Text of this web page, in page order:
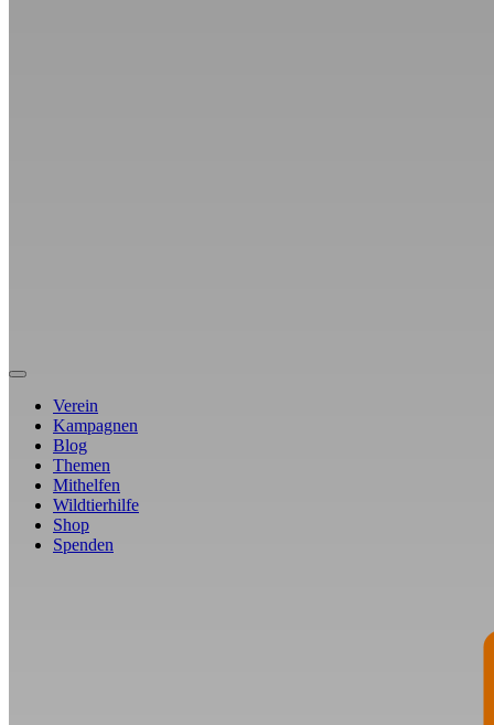
Verein
Kampagnen
Blog
Themen
Mithelfen
Wildtierhilfe
Shop
Spenden